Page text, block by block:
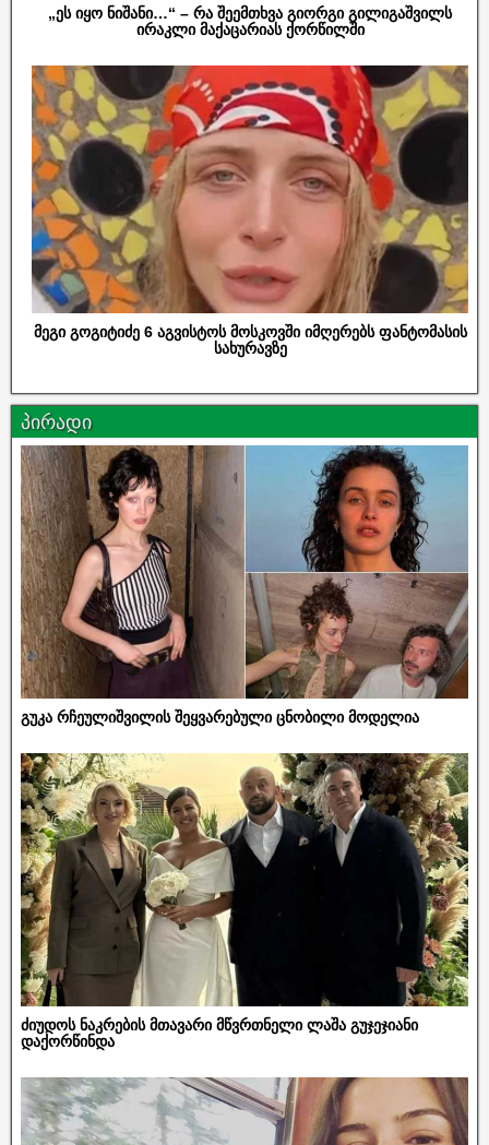
„ეს იყო ნიშანი…“ – რა შეემთხვა გიორგი გილიგაშვილს
ირაკლი მაქაცარიას ქორწილში
მეგი გოგიტიძე 6 აგვისტოს მოსკოვში იმღერებს ფანტომასის
სახურავზე
პირადი
გუკა რჩეულიშვილის შეყვარებული ცნობილი მოდელია
ძიუდოს ნაკრების მთავარი მწვრთნელი ლაშა გუჯეჯიანი
დაქორწინდა